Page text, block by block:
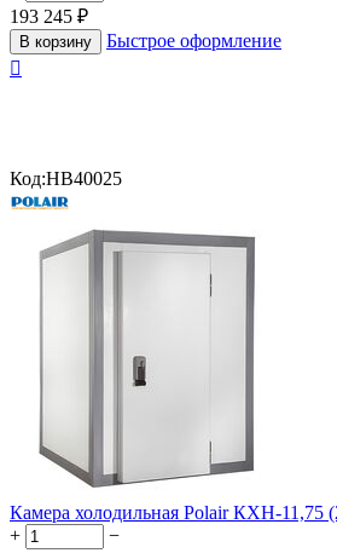
193 245 ₽
В корзину
Быстрое оформление

Код:HB40025
Камера холодильная Polair КХН-11,75
+
−